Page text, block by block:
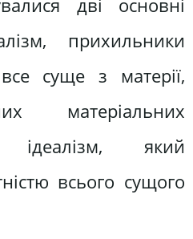
прихильники
суще з матерії,
матеріальних
який
всього сущого